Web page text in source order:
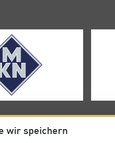
wir speichern